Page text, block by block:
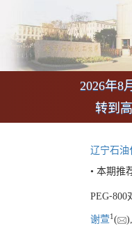
2026年8
转到
辽宁石油
• 本期推
谢萱1 ( ),